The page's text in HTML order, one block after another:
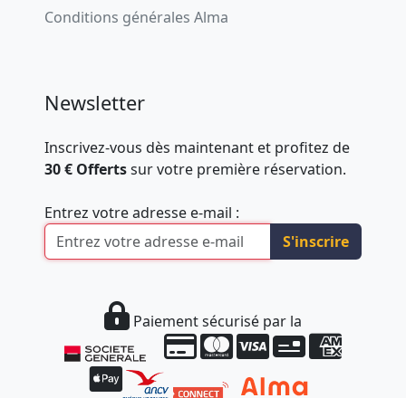
Conditions générales Alma
Newsletter
Inscrivez-vous dès maintenant et profitez de
30 € Offertssur votre première réservation.
Entrez votre adresse e-mail :
S'inscrire
Paiement sécurisé par la